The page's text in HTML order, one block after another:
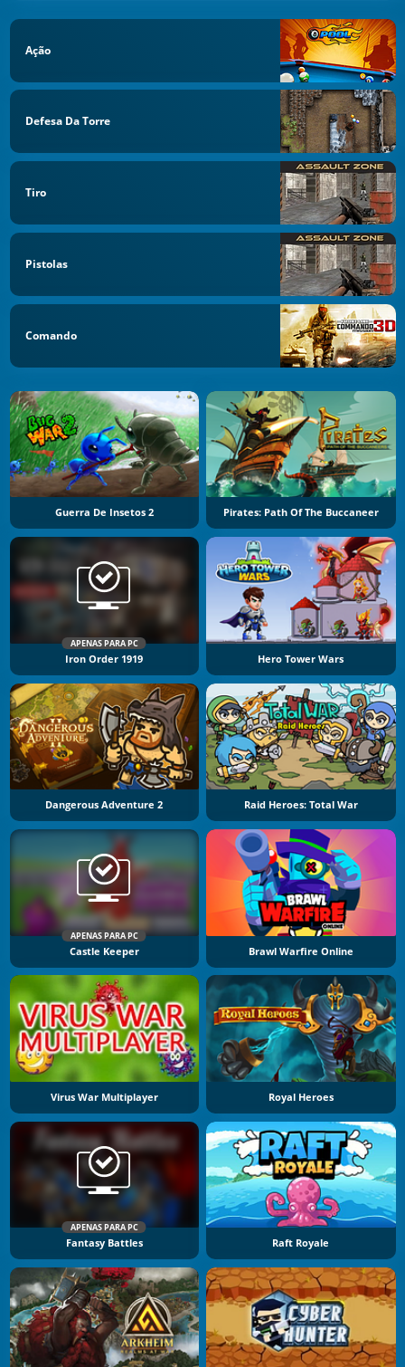
Ação
Defesa Da Torre
Tiro
Pistolas
Comando
Guerra De Insetos 2 Pirates: Path Of The Buccaneer
APENAS PARA PC
Iron Order 1919 Hero Tower Wars
Dangerous Adventure 2 Raid Heroes: Total War
APENAS PARA PC
Castle Keeper Brawl Warfire Online
Virus War Multiplayer Royal Heroes
APENAS PARA PC
Fantasy Battles Raft Royale